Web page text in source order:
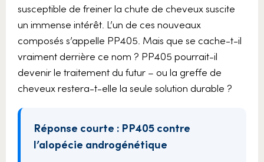
susceptible de freiner la chute de cheveux suscite
un immense intérêt. L’un de ces nouveaux
composés s’appelle PP405. Mais que se cache-t-il
vraiment derrière ce nom ? PP405 pourrait-il
devenir le traitement du futur – ou la greffe de
cheveux restera-t-elle la seule solution durable ?
Réponse courte : PP405 contre
l’alopécie androgénétique